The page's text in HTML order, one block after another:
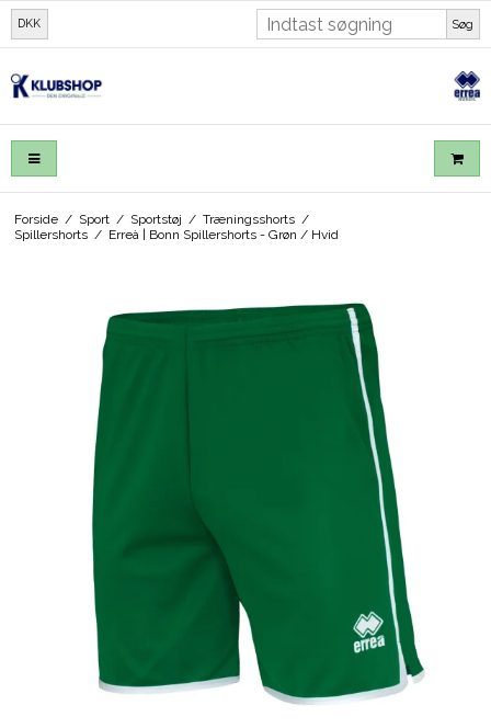
DKK Søg
Forside / Sport / Sportstøj / Træningsshorts /
Spillershorts / Erreà | Bonn Spillershorts - Grøn / Hvid